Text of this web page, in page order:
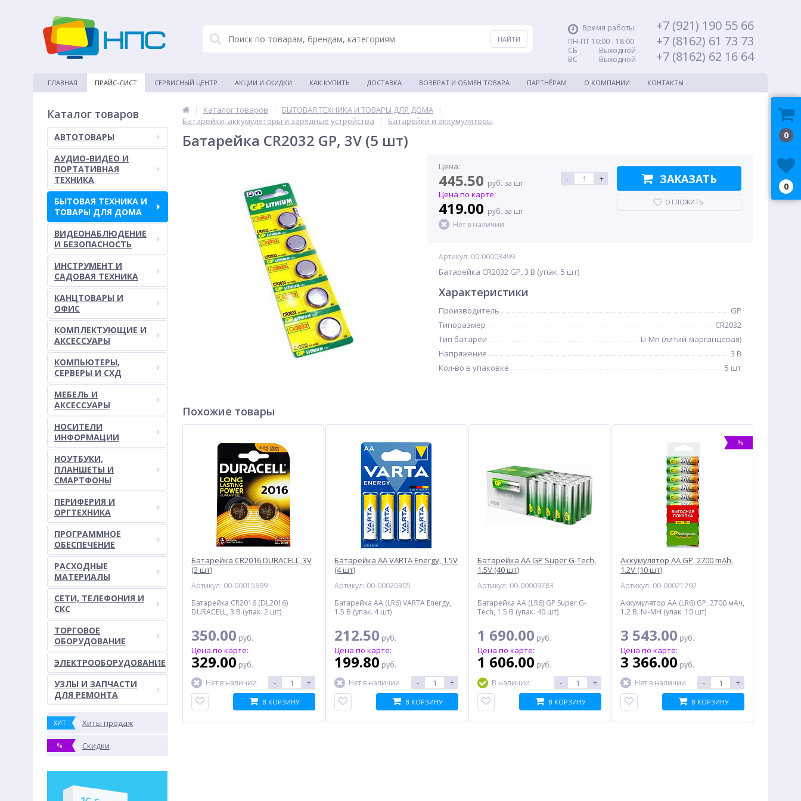
Время работы:
ПН-ПТ 10:00 - 18:00
СБ Выходной
ВС Выходной
+7 (921) 190 55 66
+7 (8162) 61 73 73
+7 (8162) 62 16 64
ГЛАВНАЯ ПРАЙС-ЛИСТ СЕРВИСНЫЙ ЦЕНТР АКЦИИ И СКИДКИ КАК КУПИТЬ ДОСТАВКА ВОЗВРАТ И ОБМЕН ТОВАРА ПАРТНЁРАМ О КОМПАНИИ КОНТАКТЫ
Каталог товаров
АВТОТОВАРЫ
АУДИО-ВИДЕО И
ПОРТАТИВНАЯ
ТЕХНИКА
БЫТОВАЯ ТЕХНИКА И
ТОВАРЫ ДЛЯ ДОМА
ВИДЕОНАБЛЮДЕНИЕ
И БЕЗОПАСНОСТЬ
ИНСТРУМЕНТ И
САДОВАЯ ТЕХНИКА
КАНЦТОВАРЫ И
ОФИС
КОМПЛЕКТУЮЩИЕ И
АКСЕССУАРЫ
КОМПЬЮТЕРЫ,
СЕРВЕРЫ И СХД
МЕБЕЛЬ И
АКСЕССУАРЫ
НОСИТЕЛИ
ИНФОРМАЦИИ
НОУТБУКИ,
ПЛАНШЕТЫ И
СМАРТФОНЫ
ПЕРИФЕРИЯ И
ОРГТЕХНИКА
ПРОГРАММНОЕ
ОБЕСПЕЧЕНИЕ
РАСХОДНЫЕ
МАТЕРИАЛЫ
СЕТИ, ТЕЛЕФОНИЯ И
СКС
ТОРГОВОЕ
ОБОРУДОВАНИЕ
ЭЛЕКТРООБОРУДОВАНИЕ
УЗЛЫ И ЗАПЧАСТИ
ДЛЯ РЕМОНТА
ХИТ Хиты продаж
% Скидки
| Каталог товаров | БЫТОВАЯ ТЕХНИКА И ТОВАРЫ ДЛЯ ДОМА
|
Батарейки, аккумуляторы и зарядные устройства
| Батарейки и аккумуляторы
Батарейка CR2032 GP, 3V (5 шт)
Цена:
445.50 руб. за шт
Цена по карте:
419.00 руб. за шт
Нет в наличии
- + ЗАКАЗАТЬ
ОТЛОЖИТЬ
Артикул: 00-00003499
Батарейка CR2032 GP, 3 В (упак. 5 шт)
Характеристики
Производитель
GP
Типоразмер
CR2032
Тип батареи
Li-Mn (литий-марганцевая)
Напряжение
3 В
Кол-во в упаковке
5 шт
Похожие товары
Батарейка CR2016 DURACELL, 3V
(2 шт)
Артикул: 00-00015899
Батарейка CR2016 (DL2016)
DURACELL, 3 В (упак. 2 шт)
350.00 руб.
Цена по карте:
329.00 руб.
Нет в наличии
- +
В КОРЗИНУ
Батарейка AA VARTA Energy, 1.5V
(4 шт)
Артикул: 00-00020305
Батарейка AA (LR6) VARTA Energy,
1.5 В (упак. 4 шт)
212.50 руб.
Цена по карте:
199.80 руб.
Нет в наличии
- +
В КОРЗИНУ
Батарейка AA GP Super G-Tech,
1.5V (40 шт)
Артикул: 00-00009783
Батарейка AA (LR6) GP Super G-
Tech, 1.5 В (упак. 40 шт)
1 690.00 руб.
Цена по карте:
1 606.00 руб.
В наличии
- +
В КОРЗИНУ
%
Аккумулятор AA GP, 2700 mAh,
1.2V (10 шт)
Артикул: 00-00021292
Аккумулятор AA (LR6) GP, 2700 мАч,
1.2 В, Ni-MH (упак. 10 шт)
3 543.00 руб.
Цена по карте:
3 366.00 руб.
Нет в наличии
- +
В КОРЗИНУ
0
0